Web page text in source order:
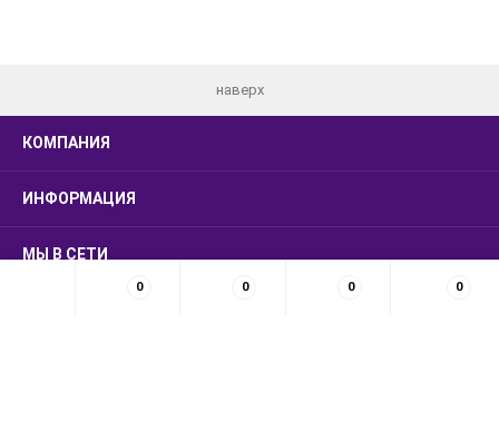
наверх
КОМПАНИЯ
ИНФОРМАЦИЯ
МЫ В СЕТИ
0 0 0 0